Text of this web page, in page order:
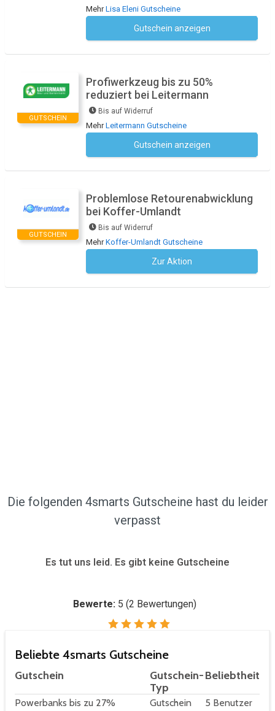
MehrLisa Eleni Gutscheine
Gutschein anzeigen
GUTSCHEIN
Profiwerkzeug bis zu 50%
reduziert bei Leitermann
Bis auf Widerruf
MehrLeitermann Gutscheine
Gutschein anzeigen
GUTSCHEIN
Problemlose Retourenabwicklung
bei Koffer-Umlandt
Bis auf Widerruf
MehrKoffer-Umlandt Gutscheine
Zur Aktion
Die folgenden 4smarts Gutscheine hast du leider
verpasst
Es tut uns leid. Es gibt keine Gutscheine
Bewerte: 5 (2 Bewertungen)
Beliebte 4smarts Gutscheine
Gutschein
Gutschein-
Typ
Beliebtheit
Powerbanks bis zu 27%
Gutschein 5 Benutzer